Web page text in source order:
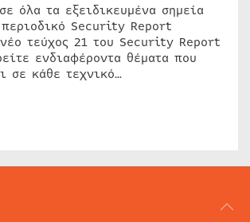
όλα τα εξειδικευμένα σημεία
περιοδικό Security Report
τεύχος 21 του Security Report
ενδιαφέροντα θέματα που
σε κάθε τεχνικό…